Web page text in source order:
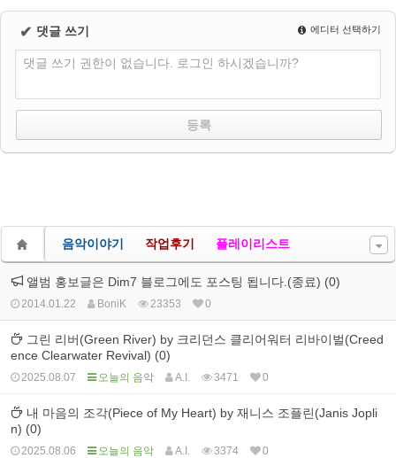
✔ 댓글 쓰기 에디터 선택하기
댓글 쓰기 권한이 없습니다. 로그인 하시겠습니까?
음악이야기 작업후기 플레이리스트
앨범 홍보글은 Dim7 블로그에도 포스팅 됩니다.(종료) (0)
2014.01.22 BoniK 23353 0
그린 리버(Green River) by 크리던스 클리어워터 리바이벌(Creed
ence Clearwater Revival) (0)
2025.08.07 오늘의 음악 A.I. 3471 0
내 마음의 조각(Piece of My Heart) by 재니스 조플린(Janis Jopli
n) (0)
2025.08.06 오늘의 음악 A.I. 3374 0